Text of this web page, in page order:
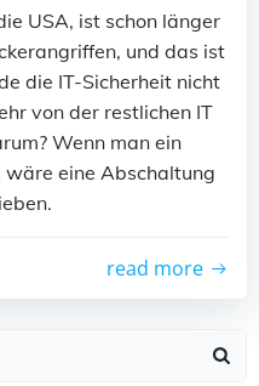
USA, ist schon länger
und das ist
die IT-Sicherheit nicht
von der restlichen IT
Wenn man ein
wäre eine Abschaltung
read more